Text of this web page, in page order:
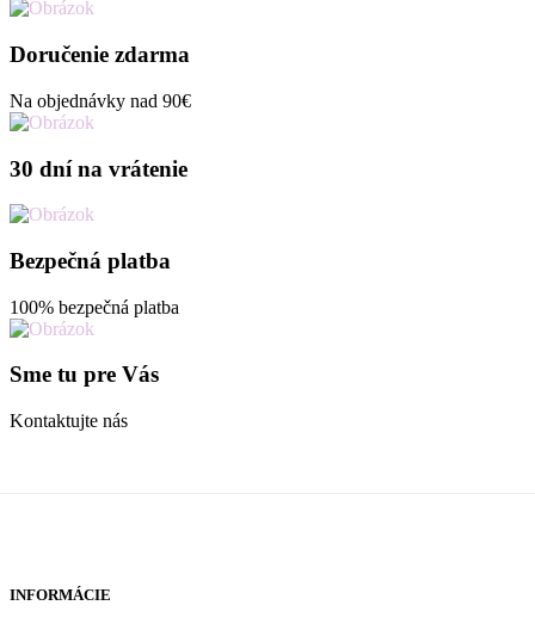
Doručenie zdarma
Na objednávky nad 90€
30 dní na vrátenie
Bezpečná platba
100% bezpečná platba
Sme tu pre Vás
Kontaktujte nás
INFORMÁCIE